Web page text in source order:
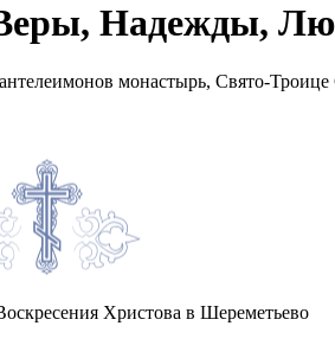
Надежды,
монастырь, Свято-
Христова в Шереметьево